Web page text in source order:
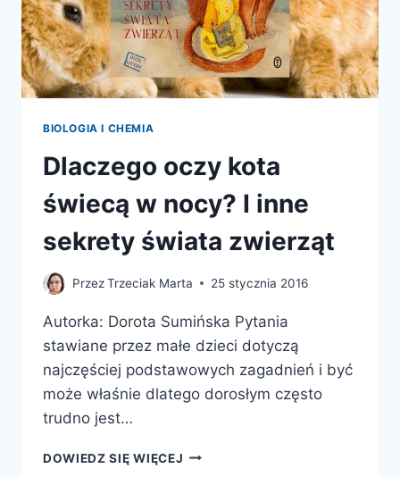
SPOSOBY
ICH
REALIZACJI
BIOLOGIA I CHEMIA
Dlaczego oczy kota
świecą w nocy? I inne
sekrety świata zwierząt
PrzezTrzeciak Marta 25 stycznia 2016
Autorka: Dorota Sumińska Pytania
stawiane przez małe dzieci dotyczą
najczęściej podstawowych zagadnień i być
może właśnie dlatego dorosłym często
trudno jest…
DOWIEDZ SIĘ WIĘCEJ DLACZEGO